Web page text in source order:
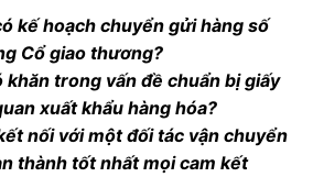
kế hoạch chuyển gửi hàng số
Cổ giao thương?
khăn trong vấn đề chuẩn bị giấy
xuất khẩu hàng hóa?
nối với một đối tác vận chuyển
thành tốt nhất mọi cam kết